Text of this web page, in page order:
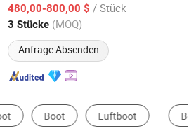
Deutscher Stoff VerfügbarGummiboot
Regierungsrettungsboot
480,00-800,00 $ / Stück
3 Stücke (MOQ)
Anfrage Absenden
Seit 2020
Yacht Kajak